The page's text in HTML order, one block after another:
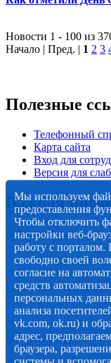
Новости 1 - 100 из
Начало | Пред. | 1 2 3
Полезные
Телефонный
Карта сайта
Вход для
Версия для
Важная
Мы используем
предоставления
Чтобы отключить
настройки веб-
работу с порталом.
свободно своей
согласие на
средств
персональных
анализа
vk.com, ok.ru) и
адрес,
браузера,